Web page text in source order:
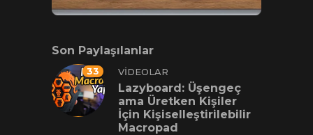
Son Paylaşılanlar
33 VIDEOLAR
Lazyboard: Üşengeç
ama Üretken Kişiler
İçin Kişiselleştirilebilir
Macropad